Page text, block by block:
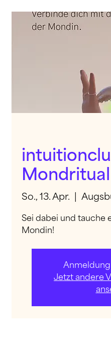
Mondritual
So., 13. Apr.
  |
Sei dabei und tauche
Mondin!
Jetzt andere